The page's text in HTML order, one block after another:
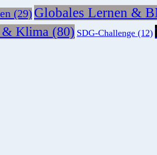
(29) Globales Lernen &
& Klima (80) SDG-Challenge (12)